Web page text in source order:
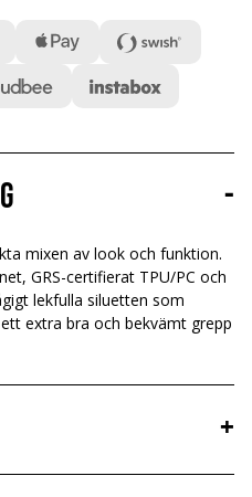
-
mixen av look och funktion.
GRS-certifierat TPU/PC och
lekfulla siluetten som
extra bra och bekvämt grepp
+